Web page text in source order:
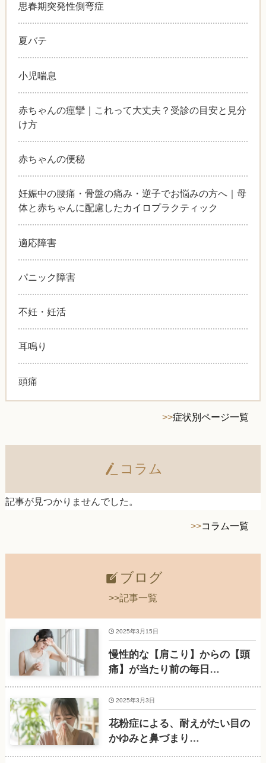
思春期突発性側弯症
夏バテ
小児喘息
赤ちゃんの痙攣｜これって大丈夫？受診の目安と見分
け方
赤ちゃんの便秘
妊娠中の腰痛・骨盤の痛み・逆子でお悩みの方へ｜母
体と赤ちゃんに配慮したカイロプラクティック
適応障害
パニック障害
不妊・妊活
耳鳴り
頭痛
>>症状別ページ一覧
コラム
記事が見つかりませんでした。
>>コラム一覧
ブログ
>>記事一覧
慢性的な【肩こり】からの【頭
痛】が当たり前の毎日…
2025年3月15日
花粉症による、耐えがたい目の
かゆみと鼻づまり…
2025年3月3日